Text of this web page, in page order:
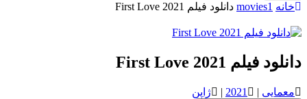
خانه movies1 دانلود فیلم First Love 2021
دانلود فیلم First Love 2021
معمایی |
2021
| ژاپن